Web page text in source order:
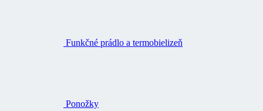
Funkčné prádlo a termobielizeň
Ponožky